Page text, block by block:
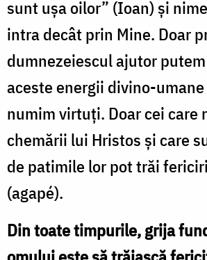
sunt uşa oilor” (Ioan) şi
intra decât prin Mine. Doar
dumnezeiescul ajutor
aceste energii divino-
numim virtuţi. Doar cei care
chemării lui Hristos şi care
de patimile lor pot trăi
(agapé).
Din toate timpurile, grija